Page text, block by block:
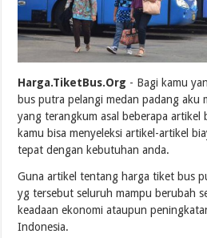
Harga.TiketBus.Org - Bagi kamu
bus putra pelangi medan padang aku
yang terangkum asal beberapa
kamu bisa menyeleksi artikel-artikel
tepat dengan kebutuhan anda.
Guna artikel tentang harga tiket bus
yg tersebut seluruh mampu berubah
keadaan ekonomi ataupun
Indonesia.